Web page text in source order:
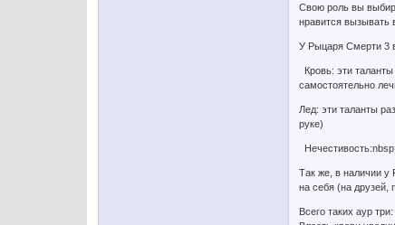
Свою роль вы
нравится вызывать
У Рыцаря Смерти 3
Кровь: эти
самостоятельно
Лед: эти таланты
руке)
Так же, в наличии у
на себя (на друзей,
Всего таких аур три: